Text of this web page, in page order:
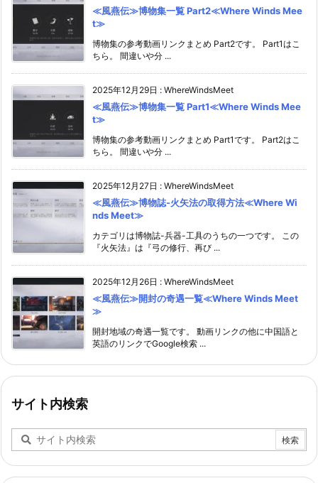
≪風燕伝≫博物集一覧 Part2≪Where Winds Mee
t≫
博物集の参考動画リンクまとめ Part2です。 Part1はこ
ちら。 間違いや分 ...
2025年12月29日 : WhereWindsMeet
≪風燕伝≫博物集一覧 Part1≪Where Winds Mee
t≫
博物集の参考動画リンクまとめ Part1です。 Part2はこ
ちら。 間違いや分 ...
2025年12月27日 : WhereWindsMeet
≪風燕伝≫博物誌-火矢法の取得方法≪Where Wi
nds Meet≫
カテゴリは博物誌-兵器-工具のうちの一つです。 この
『火矢法』は『弓の修行、再び ...
2025年12月26日 : WhereWindsMeet
≪風燕伝≫開封の奇遇一覧≪Where Winds Meet
≫
開封地域の奇遇一覧です。 動画リンクの他に中国語と
英語のリンクでGoogle検索 ...
サイト内検索